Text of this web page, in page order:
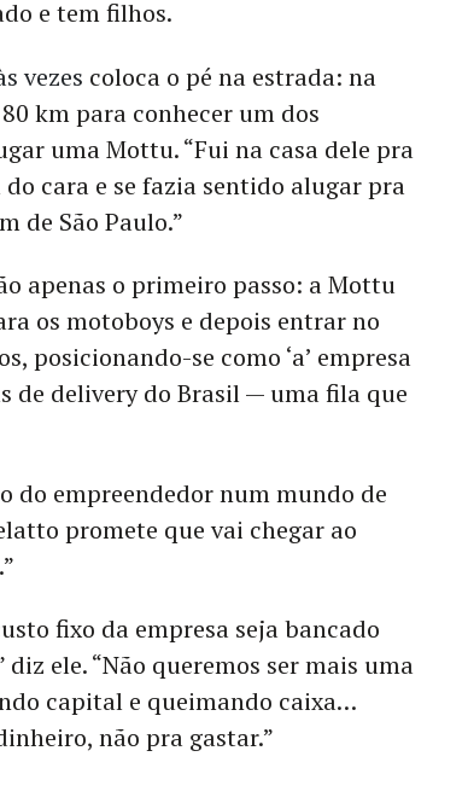
e tem filhos.
vezes coloca o pé na estrada: na
km para conhecer um dos
uma Mottu. “Fui na casa dele pra
cara e se fazia sentido alugar pra
de São Paulo.”
apenas o primeiro passo: a Mottu
os motoboys e depois entrar no
posicionando-se como ‘a’ empresa
de delivery do Brasil— umafila que
do empreendedor num mundo de
promete que vai chegar ao
fixo da empresa seja bancado
ele. “Não queremos ser mais uma
capital e queimando caixa…
não pra gastar.”